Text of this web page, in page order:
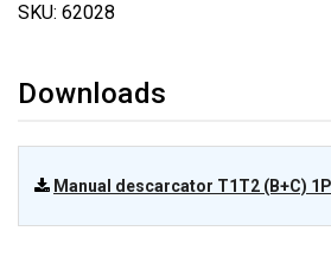
SKU: 62028
Downloads
Manual descarcator T1T2 (B+C) 1P